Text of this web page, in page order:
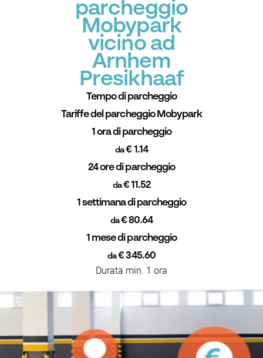
parcheggio
Mobypark
vicino ad
Arnhem
Presikhaaf
Tempo di parcheggio
Tariffe del parcheggio Mobypark
1 ora di parcheggio
da€ 1.14
24 ore di parcheggio
da€ 11.52
1 settimana di parcheggio
da€ 80.64
1 mese di parcheggio
da€ 345.60
Durata min. 1 ora